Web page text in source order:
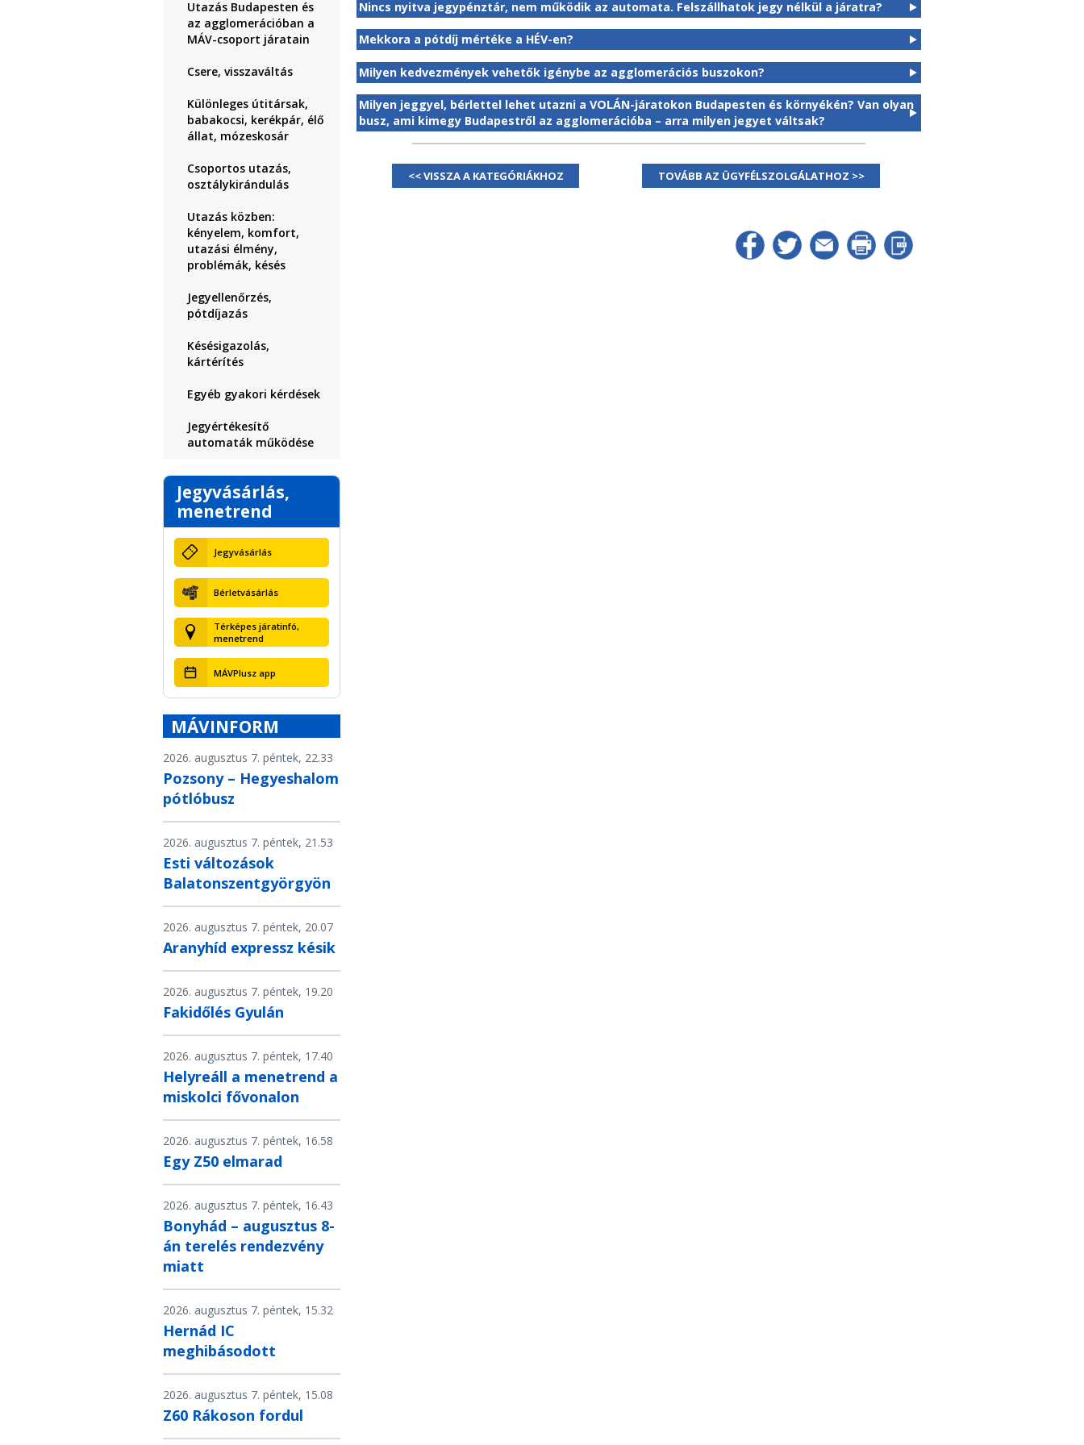
Utazás Budapesten és
az agglomerációban a
MÁV-csoport járatain
Csere, visszaváltás
Különleges útitársak,
babakocsi, kerékpár, élő
állat, mózeskosár
Csoportos utazás,
osztálykirándulás
Utazás közben:
kényelem, komfort,
utazási élmény,
problémák, késés
Jegyellenőrzés,
pótdíjazás
Késésigazolás,
kártérítés
Egyéb gyakori kérdések
Jegyértékesítő
automaták működése
Jegyvásárlás,
menetrend
Jegyvásárlás
Bérletvásárlás
Térképes járatinfó,
menetrend
MÁVPlusz app
MÁVINFORM
2026. augusztus 7. péntek, 22.33
Pozsony – Hegyeshalom
pótlóbusz
2026. augusztus 7. péntek, 21.53
Esti változások
Balatonszentgyörgyön
2026. augusztus 7. péntek, 20.07
Aranyhíd expressz késik
2026. augusztus 7. péntek, 19.20
Fakidőlés Gyulán
2026. augusztus 7. péntek, 17.40
Helyreáll a menetrend a
miskolci fővonalon
2026. augusztus 7. péntek, 16.58
Egy Z50 elmarad
2026. augusztus 7. péntek, 16.43
Bonyhád – augusztus 8-
án terelés rendezvény
miatt
2026. augusztus 7. péntek, 15.32
Hernád IC
meghibásodott
2026. augusztus 7. péntek, 15.08
Z60 Rákoson fordul
Nincs nyitva jegypénztár, nem működik az automata. Felszállhatok jegy nélkül a járatra?
Mekkora a pótdíj mértéke a HÉV-en?
Milyen kedvezmények vehetők igénybe az agglomerációs buszokon?
Milyen jeggyel, bérlettel lehet utazni a VOLÁN-járatokon Budapesten és környékén? Van olyan
busz, ami kimegy Budapestről az agglomerációba – arra milyen jegyet váltsak?
<< VISSZA A KATEGÓRIÁKHOZ TOVÁBB AZ ÜGYFÉLSZOLGÁLATHOZ >>